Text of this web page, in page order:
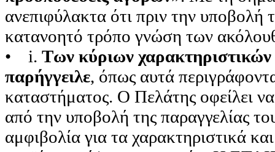
ανεπιφύλακτα ότι πριν την υποβολή
κατανοητό τρόπο γνώση των
• i. Των κύριων
παρήγγειλε, όπως αυτά
καταστήματος. Ο Πελάτης οφείλει να
από την υποβολή της παραγγελίας
αμφιβολία για τα χαρακτηριστικά